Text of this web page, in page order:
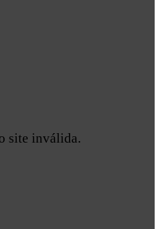
site inválida.